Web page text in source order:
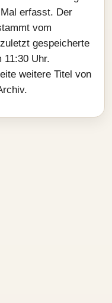
erfasst. Der
vom
gespeicherte
11:30 Uhr.
weitere Titel von